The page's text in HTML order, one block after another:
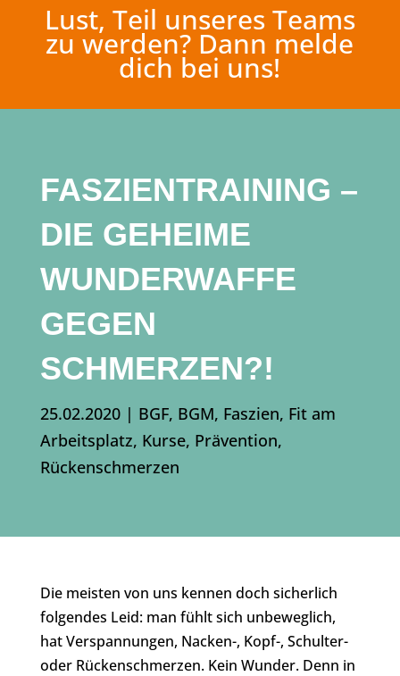
Lust, Teil unseres Teams
zu werden? Dann melde
dich bei uns!
FASZIENTRAINING –
DIE GEHEIME
WUNDERWAFFE
GEGEN
SCHMERZEN?!
25.02.2020| BGF, BGM, Faszien, Fit am
Arbeitsplatz, Kurse, Prävention,
Rückenschmerzen
Die meisten von uns kennen doch sicherlich
folgendes Leid: man fühlt sich unbeweglich,
hat Verspannungen, Nacken-, Kopf-, Schulter-
oder Rückenschmerzen. Kein Wunder. Denn in